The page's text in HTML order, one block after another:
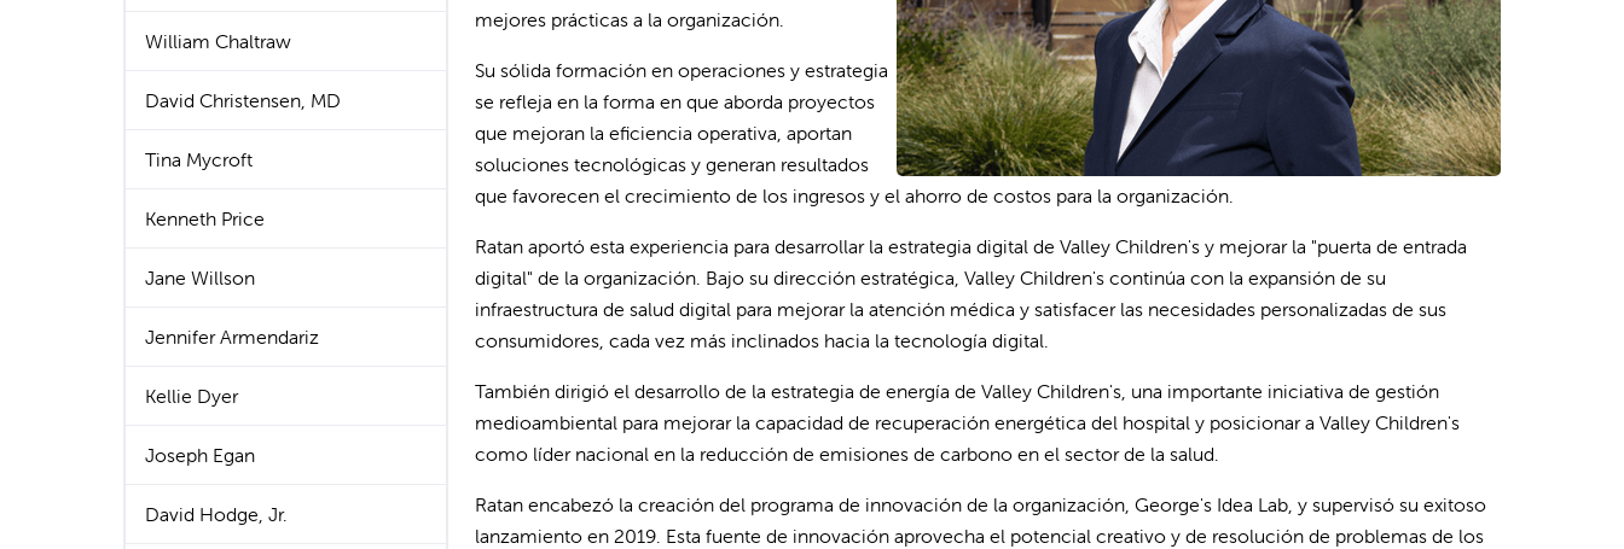
William Chaltraw
David Christensen, MD
Tina Mycroft
Kenneth Price
Jane Willson
Jennifer Armendariz
Kellie Dyer
Joseph Egan
David Hodge, Jr.
mejores prácticas a la organización.
Su sólida formación en operaciones y estrategia
se refleja en la forma en que aborda proyectos
que mejoran la eficiencia operativa, aportan
soluciones tecnológicas y generan resultados
que favorecen el crecimiento de los ingresos y el ahorro de costos para la organización.
Ratan aportó esta experiencia para desarrollar la estrategia digital de Valley Children's y mejorar la "puerta de entrada
digital" de la organización. Bajo su dirección estratégica, Valley Children's continúa con la expansión de su
infraestructura de salud digital para mejorar la atención médica y satisfacer las necesidades personalizadas de sus
consumidores, cada vez más inclinados hacia la tecnología digital.
También dirigió el desarrollo de la estrategia de energía de Valley Children's, una importante iniciativa de gestión
medioambiental para mejorar la capacidad de recuperación energética del hospital y posicionar a Valley Children's
como líder nacional en la reducción de emisiones de carbono en el sector de la salud.
Ratan encabezó la creación del programa de innovación de la organización, George's Idea Lab, y supervisó su exitoso
lanzamiento en 2019. Esta fuente de innovación aprovecha el potencial creativo y de resolución de problemas de los